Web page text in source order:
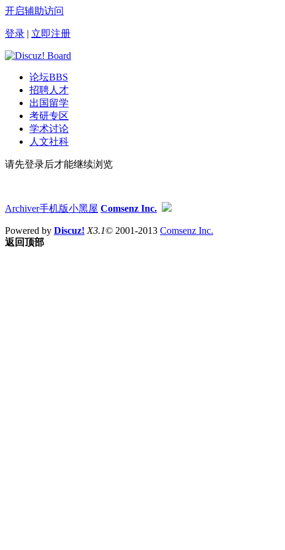
开启辅助访问
登录 | 立即注册
论坛BBS
招聘人才
出国留学
考研专区
学术讨论
人文社科
请先登录后才能继续浏览
Archiver手机版小黑屋 Comsenz Inc.
Powered by Discuz! X3.1© 2001-2013 Comsenz Inc.
返回顶部